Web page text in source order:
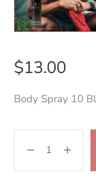
$13.00
Body Spray 10